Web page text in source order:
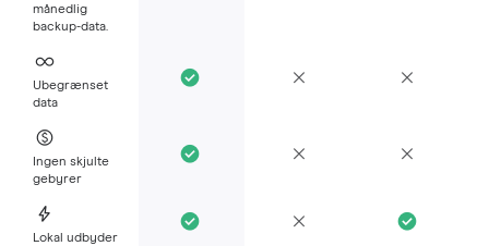
månedlig
backup-data.
Ubegrænset
data
Ingen skjulte
gebyrer
Lokal udbyder